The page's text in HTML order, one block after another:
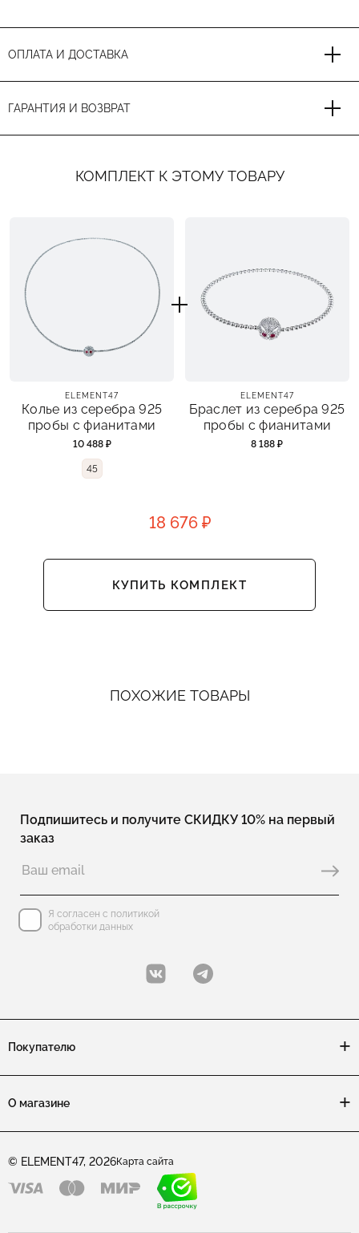
ОПЛАТА И ДОСТАВКА
ГАРАНТИЯ И ВОЗВРАТ
КОМПЛЕКТ К ЭТОМУ ТОВАРУ
ELEMENT47
Колье из серебра 925
пробы с фианитами
10 488 ₽
45
ELEMENT47
Браслет из серебра 925
пробы с фианитами
8 188 ₽
18 676 ₽
КУПИТЬ КОМПЛЕКТ
ПОХОЖИЕ ТОВАРЫ
Подпишитесь и получите СКИДКУ 10% на первый
заказ
Я согласен с политикой
обработки данных
Покупателю
О магазине
© ELEMENT47, 2026Карта сайта